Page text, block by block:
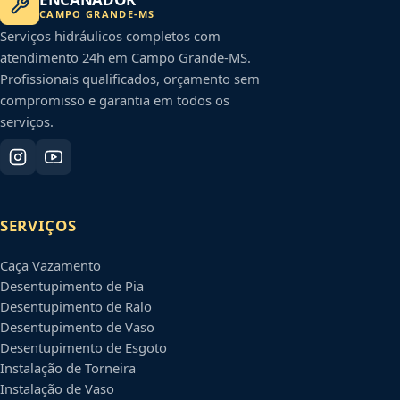
CAMPO GRANDE-MS
Serviços hidráulicos completos com
atendimento 24h em Campo Grande-MS.
Profissionais qualificados, orçamento sem
compromisso e garantia em todos os
serviços.
SERVIÇOS
Caça Vazamento
Desentupimento de Pia
Desentupimento de Ralo
Desentupimento de Vaso
Desentupimento de Esgoto
Instalação de Torneira
Instalação de Vaso